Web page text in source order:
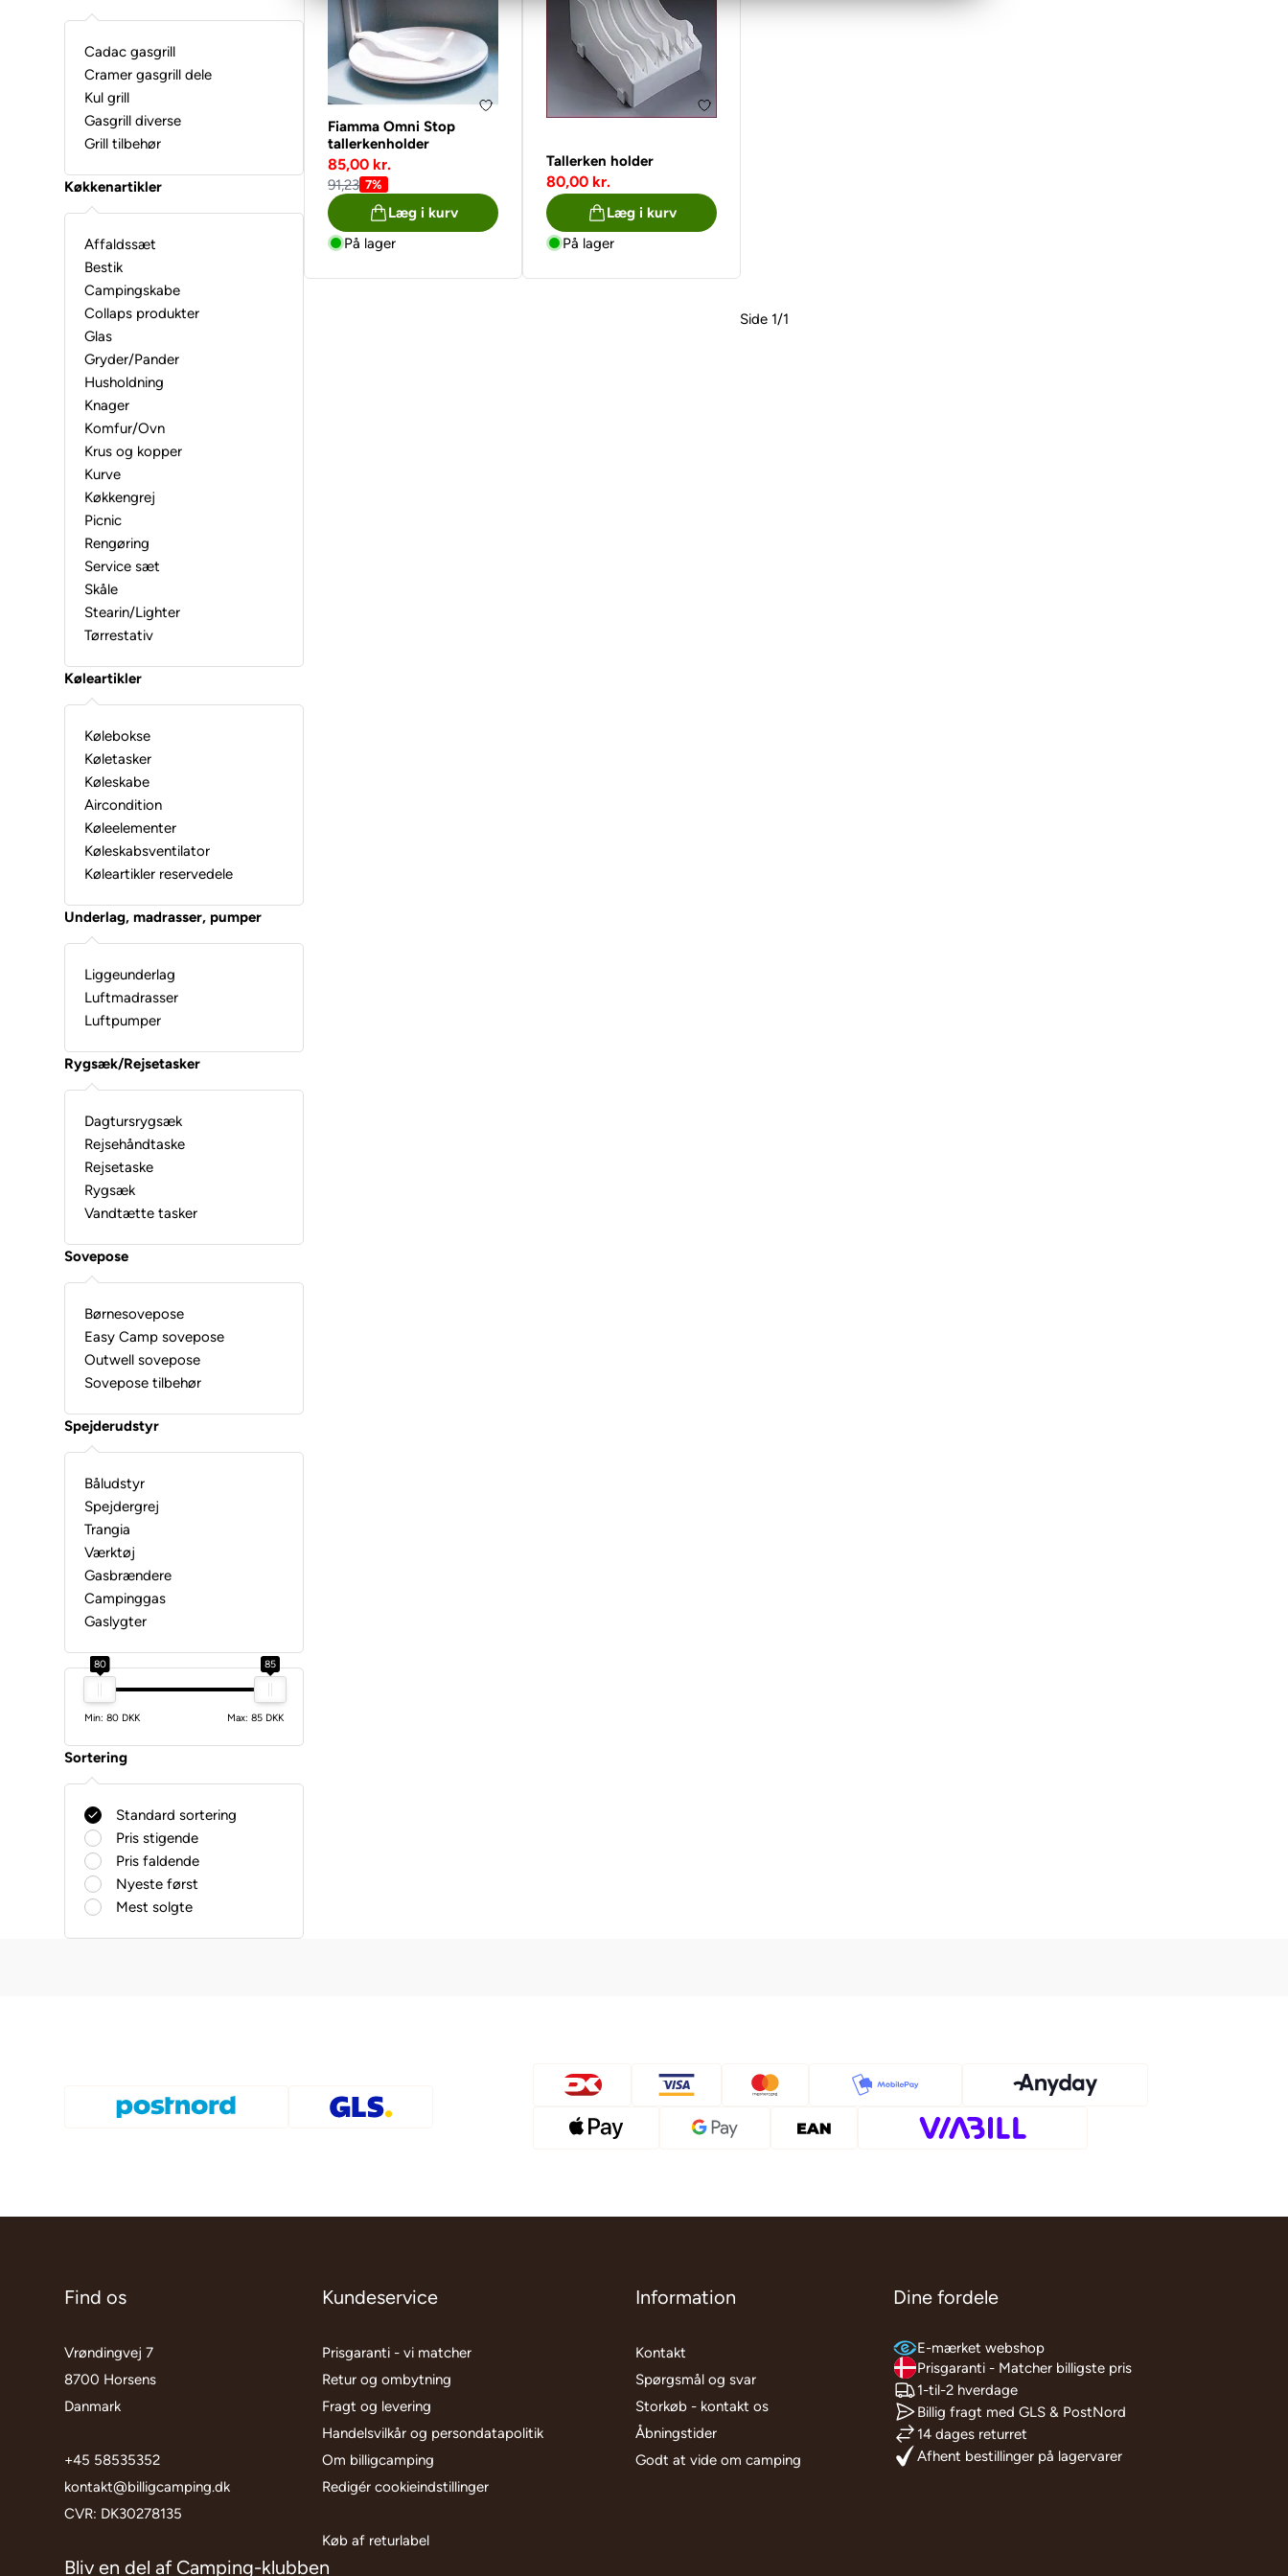
Cadac gasgrill
Cramer gasgrill dele
Kul grill
Gasgrill diverse
Grill tilbehør
Køkkenartikler
Affaldssæt
Bestik
Campingskabe
Collaps produkter
Glas
Gryder/Pander
Husholdning
Knager
Komfur/Ovn
Krus og kopper
Kurve
Køkkengrej
Picnic
Rengøring
Service sæt
Skåle
Stearin/Lighter
Tørrestativ
Køleartikler
Kølebokse
Køletasker
Køleskabe
Aircondition
Køleelementer
Køleskabsventilator
Køleartikler reservedele
Underlag, madrasser, pumper
Liggeunderlag
Luftmadrasser
Luftpumper
Rygsæk/Rejsetasker
Dagtursrygsæk
Rejsehåndtaske
Rejsetaske
Rygsæk
Vandtætte tasker
Sovepose
Børnesovepose
Easy Camp sovepose
Outwell sovepose
Sovepose tilbehør
Spejderudstyr
Båludstyr
Spejdergrej
Trangia
Værktøj
Gasbrændere
Campinggas
Gaslygter
80 85
Min: 80 DKK Max: 85 DKK
Sortering
Standard sortering
Pris stigende
Pris faldende
Nyeste først
Mest solgte
Fiamma Omni Stop
tallerkenholder
85,00 kr.
91,23 7%
Læg i kurv
På lager
Tallerken holder
80,00 kr.
Læg i kurv
På lager
Side 1/1
Find os
Vrøndingvej 7
8700 Horsens
Danmark
+45 58535352
kontakt@billigcamping.dk
CVR: DK30278135
Kundeservice
Prisgaranti - vi matcher
Retur og ombytning
Fragt og levering
Handelsvilkår og persondatapolitik
Om billigcamping
Redigér cookieindstillinger
Køb af returlabel
Information
Kontakt
Spørgsmål og svar
Storkøb - kontakt os
Åbningstider
Godt at vide om camping
Dine fordele
E-mærket webshop
Prisgaranti - Matcher billigste pris
1-til-2 hverdage
Billig fragt med GLS & PostNord
14 dages returret
Afhent bestillinger på lagervarer
Bliv en del af Camping-klubben